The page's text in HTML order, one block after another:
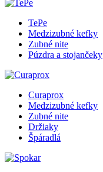
TePe
Medzizubné kefky
Zubné nite
Púzdra a stojančeky
Curaprox
Medzizubné kefky
Zubné nite
Držiaky
Špáradlá